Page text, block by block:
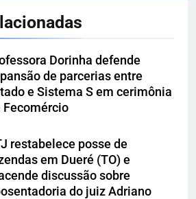
Dorinha defende
de parcerias entre
e Sistema S em cerimônia
Fecomércio
restabelece posse de
em Dueré (TO) e
discussão sobre
do juiz Adriano